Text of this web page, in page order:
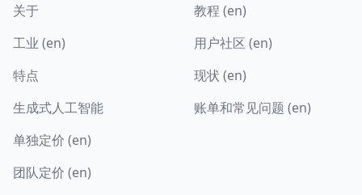
关于
工业 (en)
特点
生成式人工智能
单独定价 (en)
团队定价 (en)
教程 (en)
用户社区 (en)
现状 (en)
账单和常见问题 (en)